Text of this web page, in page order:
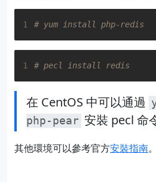
1 # yum install php-redis
1 # pecl install redis
在 CentOS 中可以通過
php-pear 安裝 pecl 命
其他環境可以參考官方安裝指南。